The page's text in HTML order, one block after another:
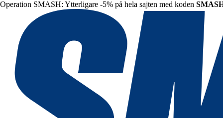
Operation SMASH: Ytterligare -5% på hela sajten med koden